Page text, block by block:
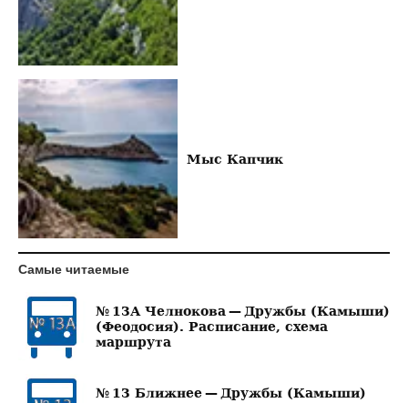
Мыс Капчик
Самые читаемые
№ 13А Челнокова — Дружбы (Камыши)
(Феодосия). Расписание, схема
маршрута
№ 13 Ближнее — Дружбы (Камыши)